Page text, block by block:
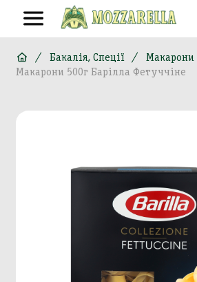
Бакалія, Спеції
Макарони
Макарони 500г Барілла Фетуччіне